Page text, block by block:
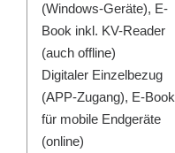
(Windows-Geräte), E-
Book inkl. KV-Reader
(auch offline)
Digitaler Einzelbezug
(APP-Zugang), E-Book
für mobile Endgeräte
(online)